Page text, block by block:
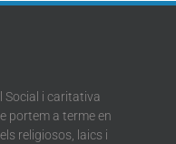
Social i caritativa
portem a terme en
religiosos, laics i